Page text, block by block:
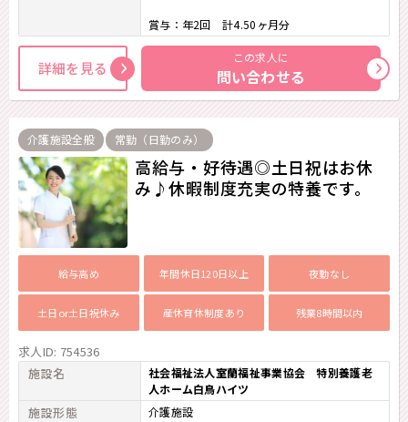
賞与：年2回 計4.50ヶ月分
詳細を見る
この求人に
問い合わせる
介護施設全般 常勤（日勤のみ）
高給与・好待遇◎土日祝はお休
み♪休暇制度充実の特養です。
給与高め 年間休日120日以上 夜勤なし
土日or土日祝休み 産休育休制度あり 残業8時間以内
求人ID: 754536
施設名
社会福祉法人室蘭福祉事業協会 特別養護老
人ホーム白鳥ハイツ
施設形態 介護施設